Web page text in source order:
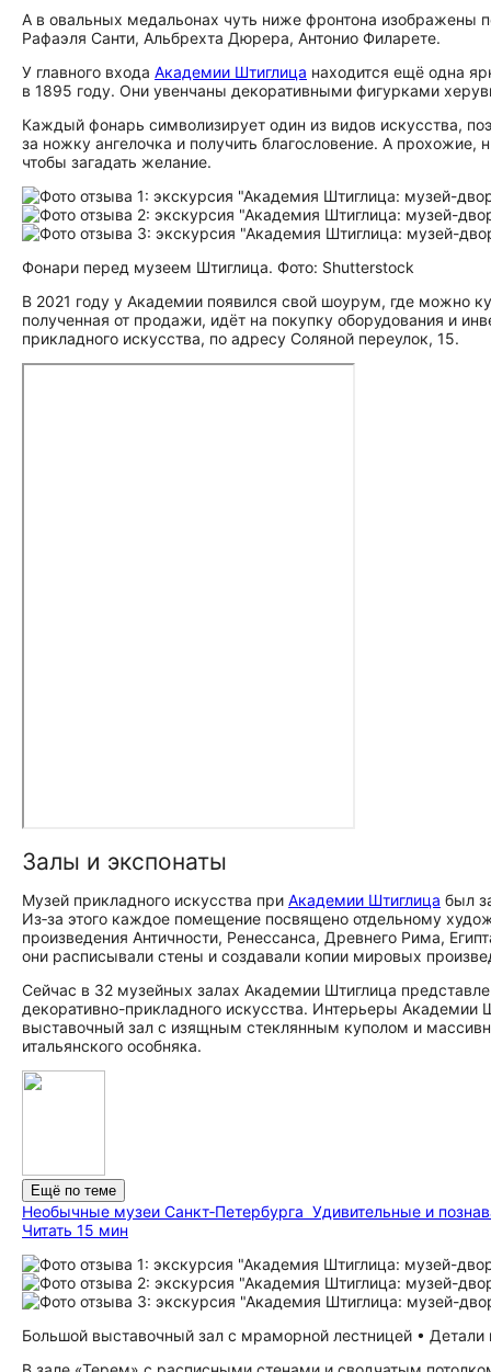
А в овальных медальонах чуть ниже фронтона изображены
Рафаэля Санти, Альбрехта Дюрера, Антонио Филарете.
У главного входа Академии Штиглица находится ещё одна
в 1895 году. Они увенчаны декоративными фигурками
Каждый фонарь символизирует один из видов искусства,
за ножку ангелочка и получить благословение. А прохожие,
чтобы загадать желание.
Фонари перед музеем Штиглица. Фото: Shutterstock
В 2021 году у Академии появился свой шоурум, где можно
полученная от продажи, идёт на покупку оборудования и
прикладного искусства, по адресу Соляной переулок, 15.
Залы и экспонаты
Музей прикладного искусства при Академии Штиглица был
Из‑за этого каждое помещение посвящено отдельному
произведения Античности, Ренессанса, Древнего Рима,
они расписывали стены и создавали копии мировых
Сейчас в 32 музейных залах Академии Штиглица
декоративно-прикладного искусства. Интерьеры
выставочный зал с изящным стеклянным куполом и
итальянского особняка.
Ещё по теме
Необычные музеи Санкт‑Петербурга Удивительные и
Читать 15 мин
Большой выставочный зал с мраморной лестницей • Детали